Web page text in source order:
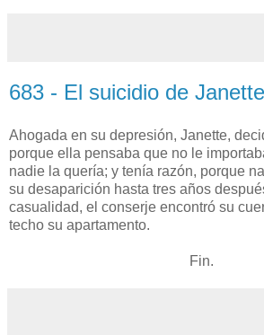
683 - El suicidio de
Ahogada en su depresión, Janette,
porque ella pensaba que no le
nadie la quería; y tenía razón, porque
su desaparición hasta tres años
casualidad, el conserje encontró su
techo su apartamento.
Fin.